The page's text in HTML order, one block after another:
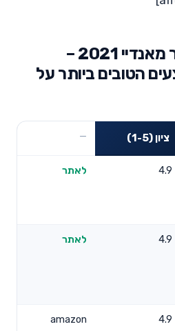
בלאק פריידי וסייבר מאנדיי 2021 –
הטובים ביותר על
ציון (1-5)
4.9 לאתר
4.9 לאתר
4.9
amazon